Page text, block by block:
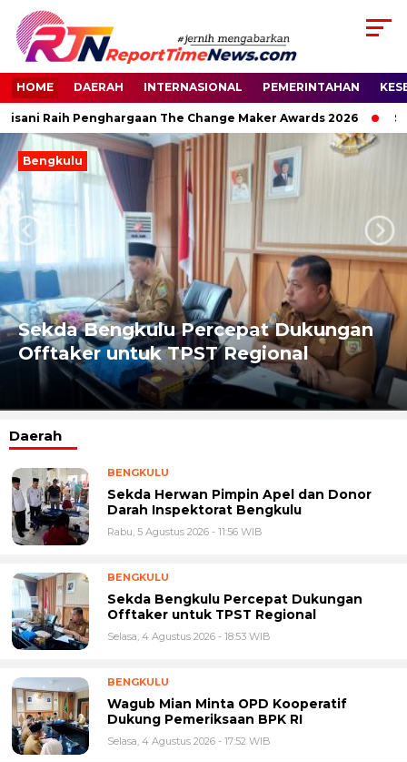
HOME DAERAH INTERNASIONAL PEMERINTAHAN
Raih Penghargaan The Change Maker Awards 2026
Bengkulu
Sekda Bengkulu Percepat Dukungan
Offtaker untuk TPST Regional
Next
Daerah
BENGKULU
Sekda Herwan Pimpin Apel dan Donor
Darah Inspektorat Bengkulu
Rabu, 5 Agustus 2026 - 11:56 WIB
BENGKULU
Sekda Bengkulu Percepat Dukungan
Offtaker untuk TPST Regional
Selasa, 4 Agustus 2026 - 18:53 WIB
BENGKULU
Wagub Mian Minta OPD Kooperatif
Dukung Pemeriksaan BPK RI
Selasa, 4 Agustus 2026 - 17:52 WIB